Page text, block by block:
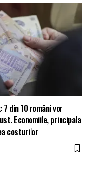
7 din 10 români vor
Economiile, principala
costurilor